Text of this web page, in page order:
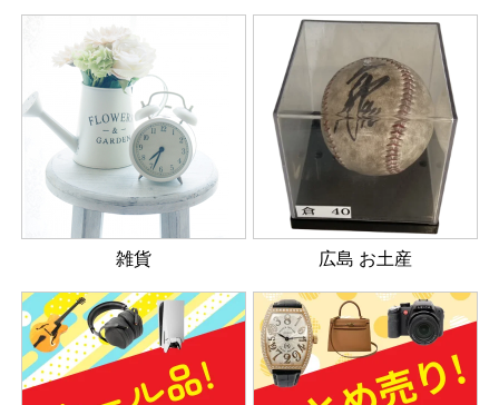
雑貨 広島 お土産